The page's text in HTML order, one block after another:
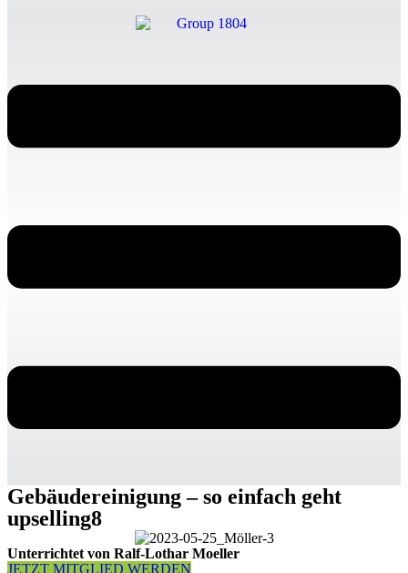
Gebäudereinigung – so einfach geht
upselling8
Unterrichtet von Ralf-Lothar Moeller
JETZT MITGLIED WERDEN